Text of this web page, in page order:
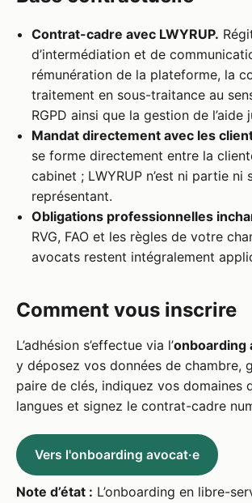
Contrat-cadre avec LWYRUP.
d’intermédiation et de
rémunération de la plateforme, la
traitement en sous-traitance au
RGPD ainsi que la gestion de l’aide
Mandat directement avec les
se forme directement entre la
cabinet ; LWYRUP n’est ni partie ni
représentant.
Obligations professionnelles
RVG, FAO et les règles de votre
avocats restent intégralement
Comment vous inscrire
L’adhésion s’effectue via l’onboarding
y déposez vos données de chambre,
paire de clés, indiquez vos domaines
langues et signez le contrat-cadre
Vers l'onboarding avocat·e
Note d’état : L’onboarding en libre-